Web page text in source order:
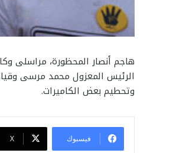
الرئيس المعزول محمد مرسى
وتحطيم بعض الكاميرات.
فيسبوك ‫X